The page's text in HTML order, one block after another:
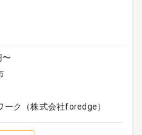
〜
ーク（株式会社foredge）